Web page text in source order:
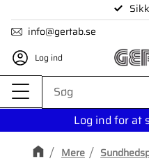
Menuinfo@gertab.se
Log ind
Log ind for at
Mere